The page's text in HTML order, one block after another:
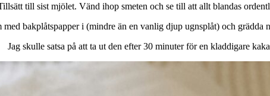
till sist mjölet. Vänd ihop smeten och se till att allt blandas
bakplåtspapper i (mindre än en vanlig djup ugnsplåt) och grädda
Jag skulle satsa på att ta ut den efter 30 minuter för en kladdigare